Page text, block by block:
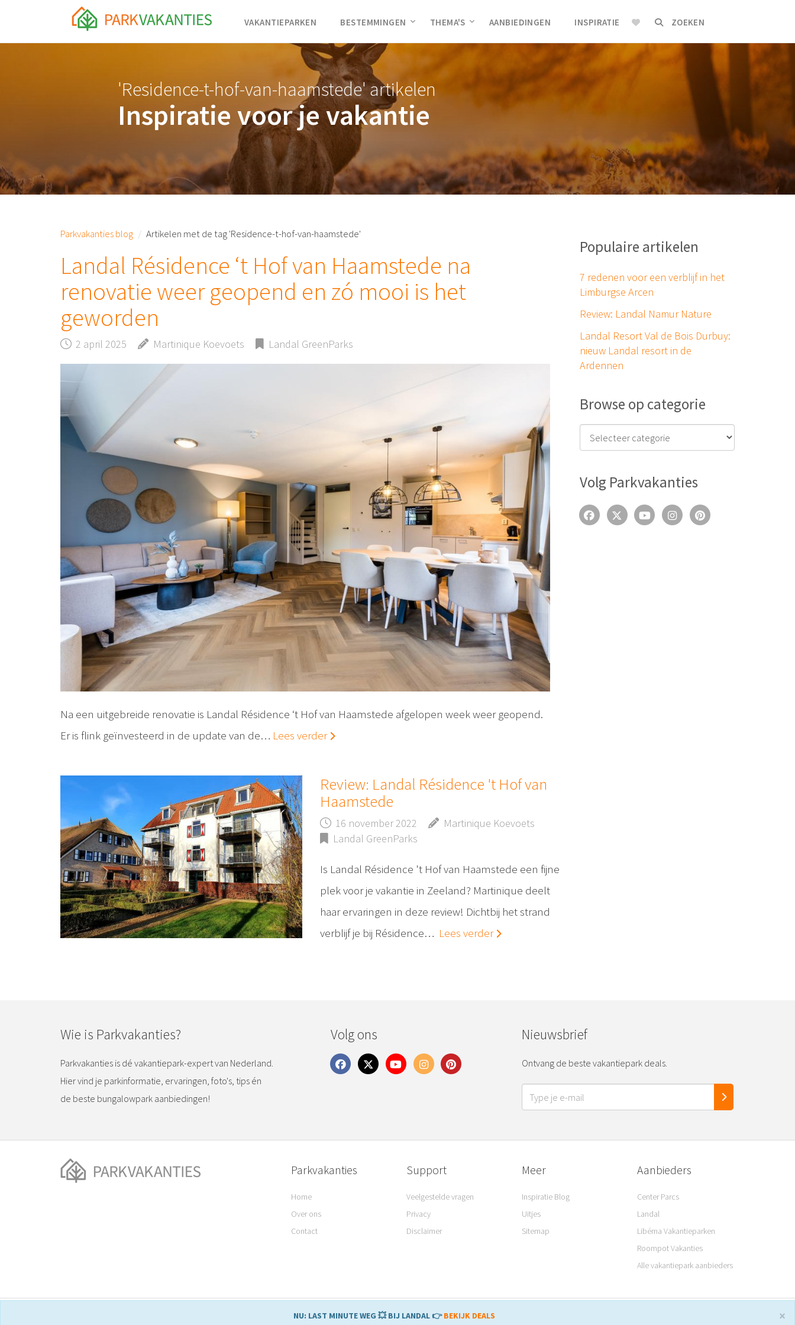
VAKANTIEPARKEN BESTEMMINGEN THEMA'S AANBIEDINGEN INSPIRATIE ZOEKEN
'Residence-t-hof-van-haamstede' artikelen
Inspiratie voor je vakantie
Parkvakanties blog Artikelen met de tag 'Residence-t-hof-van-haamstede'
Landal Résidence ‘t Hof van Haamstede na
renovatie weer geopend en zó mooi is het
geworden
2 april 2025 Martinique Koevoets Landal GreenParks
Na een uitgebreide renovatie is Landal Résidence ‘t Hof van Haamstede afgelopen week weer geopend.
Er is flink geïnvesteerd in de update van de… Lees verder
Review: Landal Résidence 't Hof van
Haamstede
16 november 2022
Martinique Koevoets
Landal GreenParks
Is Landal Résidence 't Hof van Haamstede een fijne
plek voor je vakantie in Zeeland? Martinique deelt
haar ervaringen in deze review! Dichtbij het strand
verblijf je bij Résidence… Lees verder
Populaire artikelen
7 redenen voor een verblijf in het
Limburgse Arcen
Review: Landal Namur Nature
Landal Resort Val de Bois Durbuy:
nieuw Landal resort in de
Ardennen
Browse op categorie
Volg Parkvakanties
Wie is Parkvakanties?
Parkvakanties is dé vakantiepark-expert van Nederland.
Hier vind je parkinformatie, ervaringen, foto's, tips én
de beste bungalowpark aanbiedingen!
Volg ons Nieuwsbrief
Ontvang de beste vakantiepark deals.
Parkvakanties
Home
Over ons
Contact
Support
Veelgestelde vragen
Privacy
Disclaimer
Meer
Inspiratie Blog
Uitjes
Sitemap
Aanbieders
Center Parcs
Landal
Libéma Vakantieparken
Roompot Vakanties
Alle vakantiepark aanbieders
© 2008 – 2026 Parkvakanties. Gemaakt met♥in Sneek. ×
NU: LAST MINUTE WEG 💥 BIJ LANDAL 👉BEKIJK DEALS